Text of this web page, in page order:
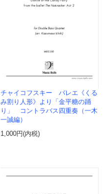
チャイコフスキー バレエ《くる
み割り人形》より「金平糖の踊
り」 コントラバス四重奏（一木
一誠編）
1,000円(内税)